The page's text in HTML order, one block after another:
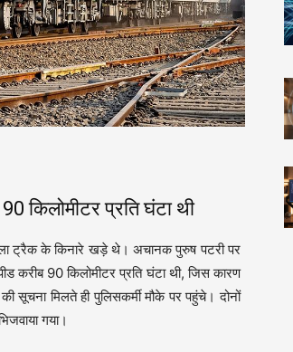
किलोमीटर प्रति घंटा थी
ट्रैक के किनारे खड़े थे। अचानक पुरुष पटरी पर
90 किलोमीटर प्रति घंटा थी, जिस कारण
सूचना मिलते ही पुलिसकर्मी मौके पर पहुंचे। दोनों
गया।